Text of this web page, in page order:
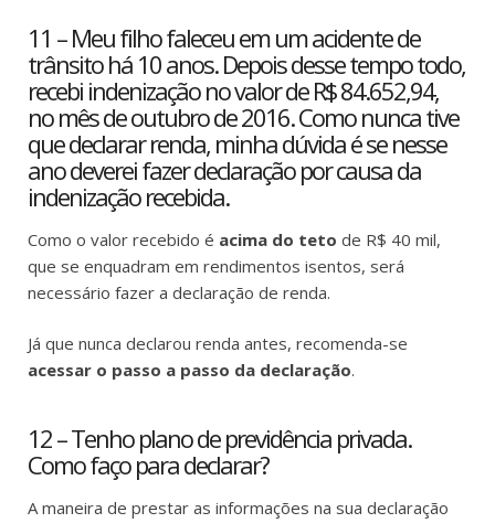
11 – Meu filho faleceu em um acidente de
trânsito há 10 anos. Depois desse tempo todo,
recebi indenização no valor de R$ 84.652,94,
no mês de outubro de 2016. Como nunca tive
que declarar renda, minha dúvida é se nesse
ano deverei fazer declaração por causa da
indenização recebida.
Como o valor recebido é acima do teto de R$ 40 mil,
que se enquadram em rendimentos isentos, será
necessário fazer a declaração de renda.
Já que nunca declarou renda antes, recomenda-se
acessar o passo a passo da declaração.
12 – Tenho plano de previdência privada.
Como faço para declarar?
A maneira de prestar as informações na sua declaração